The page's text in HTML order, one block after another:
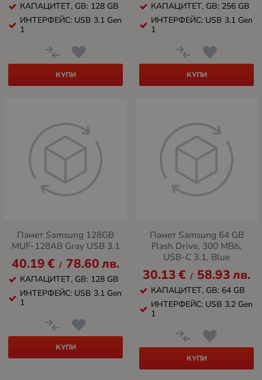
КАПАЦИТЕТ, GB: 128 GB
ИНТЕРФЕЙС: USB 3.1 Gen
1
КУПИ
КАПАЦИТЕТ, GB: 256 GB
ИНТЕРФЕЙС: USB 3.1 Gen
1
КУПИ
Памет Samsung 128GB
MUF-128AB Gray USB 3.1
40.19€ / 78.60лв.
КАПАЦИТЕТ, GB: 128 GB
ИНТЕРФЕЙС: USB 3.1 Gen
1
КУПИ
Памет Samsung 64 GB
Flash Drive, 300 MB/s,
USB-C 3.1, Blue
30.13€ / 58.93лв.
КАПАЦИТЕТ, GB: 64 GB
ИНТЕРФЕЙС: USB 3.2 Gen
1
КУПИ